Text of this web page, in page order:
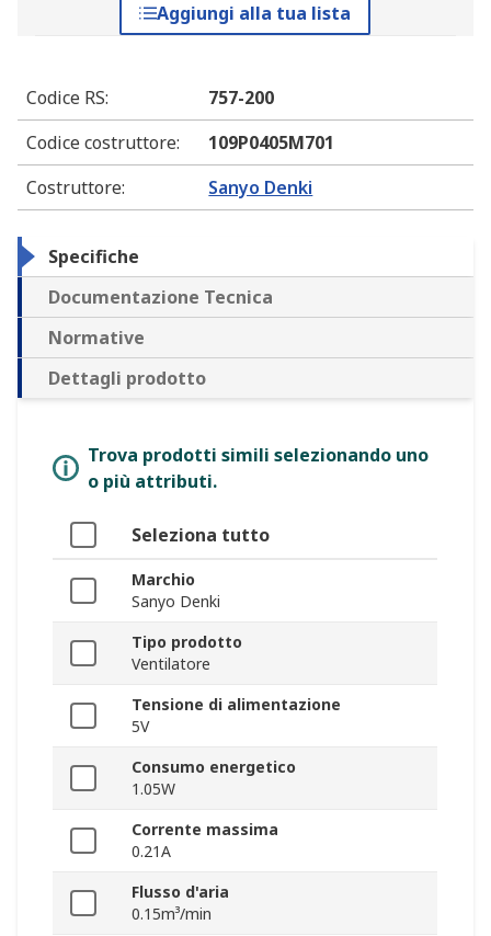
Aggiungi alla tua lista
Codice RS:
757-200
Codice costruttore:
109P0405M701
Costruttore: Sanyo Denki
Specifiche
Documentazione Tecnica
Normative
Dettagli prodotto
Trova prodotti simili selezionando uno
o più attributi.
Seleziona tutto
Marchio
Sanyo Denki
Tipo prodotto
Ventilatore
Tensione di alimentazione
5V
Consumo energetico
1.05W
Corrente massima
0.21A
Flusso d'aria
0.15m³/min